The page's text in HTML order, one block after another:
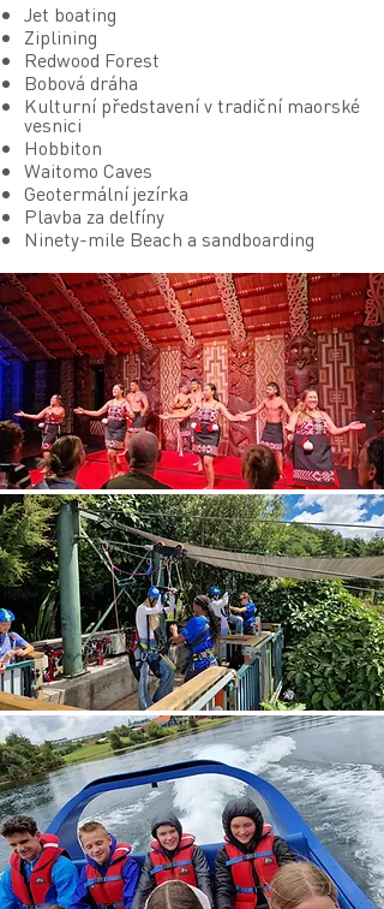
Jet boating
Ziplining
Redwood Forest
Bobová dráha
Kulturní představení v tradiční maorské
vesnici
Hobbiton
Waitomo Caves
Geotermální jezírka
Plavba za delfíny
Ninety-mile Beach a sandboarding